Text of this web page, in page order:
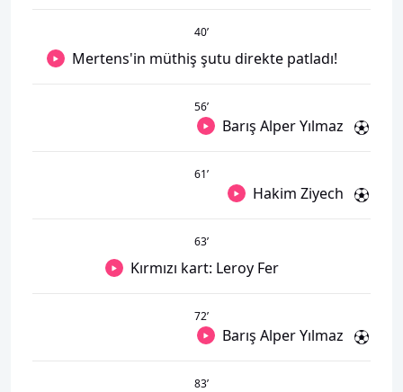
40’
Mertens'in müthiş şutu direkte patladı!
56’
Barış Alper Yılmaz
61’
Hakim Ziyech
63’
Kırmızı kart: Leroy Fer
72’
Barış Alper Yılmaz
83’